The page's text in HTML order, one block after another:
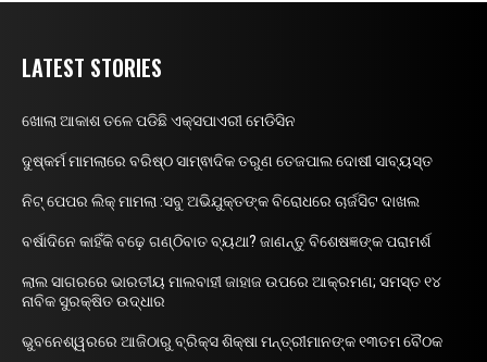
LATEST STORIES
ଖୋଲା ଆକାଶ ତଳେ ପଡିଛି ଏକ୍ସପାଏରୀ ମେଡିସିନ
ଦୁଷ୍କର୍ମ ମାମଲାରେ ବରିଷ୍ଠ ସାମ୍ଵାଦିକ ତରୁଣ ତେଜପାଲ ଦୋଷୀ ସାବ୍ୟସ୍ତ
ନିଟ୍ ପେପର ଲିକ୍ ମାମଲା :ସବୁ ଅଭିଯୁକ୍ତଙ୍କ ବିରୋଧରେ ଚାର୍ଜସିଟ ଦାଖଲ
ବର୍ଷାଦିନେ କାହିଁକି ବଢ଼େ ଗଣ୍ଠିବାତ ବ୍ୟଥା? ଜାଣନ୍ତୁ ବିଶେଷଜ୍ଞଙ୍କ ପରାମର୍ଶ
ଲାଲ ସାଗରରେ ଭାରତୀୟ ମାଲବାହୀ ଜାହାଜ ଉପରେ ଆକ୍ରମଣ; ସମସ୍ତ ୧୪
ନାବିକ ସୁରକ୍ଷିତ ଉଦ୍ଧାର
ଭୁବନେଶ୍ୱରରେ ଆଜିଠାରୁ ବ୍ରିକ୍ସ ଶିକ୍ଷା ମନ୍ତ୍ରୀମାନଙ୍କ ୧୩ତମ ବୈଠକ